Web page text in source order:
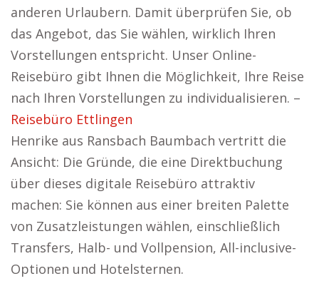
anderen Urlaubern. Damit überprüfen Sie, ob
das Angebot, das Sie wählen, wirklich Ihren
Vorstellungen entspricht. Unser Online-
Reisebüro gibt Ihnen die Möglichkeit, Ihre Reise
nach Ihren Vorstellungen zu individualisieren. –
Reisebüro Ettlingen
Henrike aus Ransbach Baumbach vertritt die
Ansicht: Die Gründe, die eine Direktbuchung
über dieses digitale Reisebüro attraktiv
machen: Sie können aus einer breiten Palette
von Zusatzleistungen wählen, einschließlich
Transfers, Halb- und Vollpension, All-inclusive-
Optionen und Hotelsternen.